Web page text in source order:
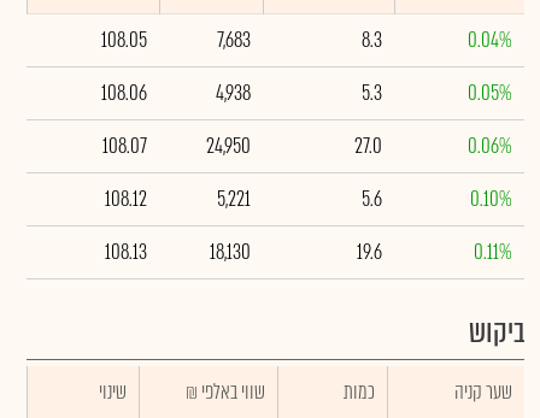
0.04%
8.3
7,683
108.05
0.05%
5.3
4,938
108.06
0.06%
27.0
24,950
108.07
0.10%
5.6
5,221
108.12
0.11%
19.6
18,130
108.13
ביקוש
שער קניה כמות ₪ שווי באלפי
שינוי